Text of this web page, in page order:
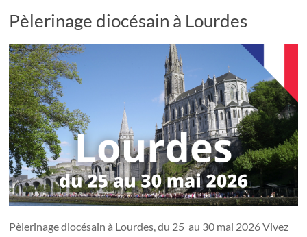
Pèlerinage diocésain à Lourdes
Pèlerinage diocésain à Lourdes, du 25 au 30 mai 2026 Vivez